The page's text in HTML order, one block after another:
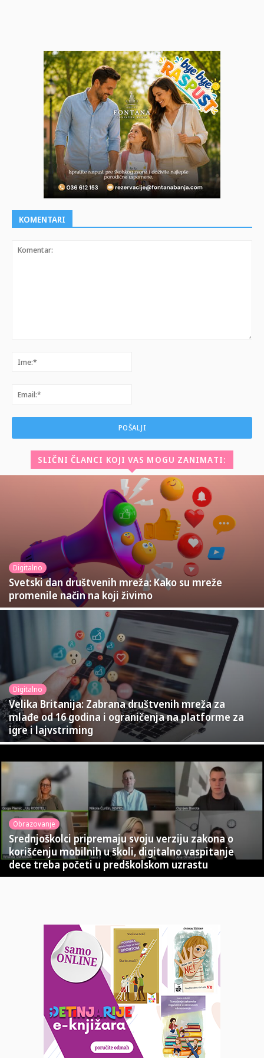
KOMENTARI
SLIČNI ČLANCI KOJI VAS MOGU ZANIMATI:
Digitalno
Svetski dan društvenih mreža: Kako su mreže
promenile način na koji živimo
Digitalno
Velika Britanija: Zabrana društvenih mreža za
mlađe od 16 godina i ograničenja na platforme za
igre i lajvstriming
Obrazovanje
Srednjoškolci pripremaju svoju verziju zakona o
korišćenju mobilnih u školi, digitalno vaspitanje
dece treba početi u predškolskom uzrastu